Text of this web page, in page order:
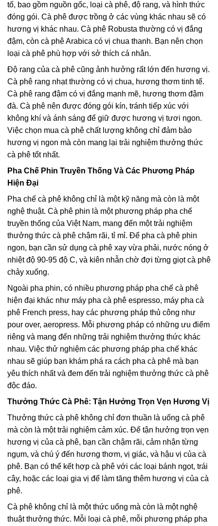
tố, bao gồm nguồn gốc, loại cà phê, độ rang, và hình thức
đóng gói. Cà phê được trồng ở các vùng khác nhau sẽ có
hương vị khác nhau. Cà phê Robusta thường có vị đắng
đậm, còn cà phê Arabica có vị chua thanh. Bạn nên chọn
loại cà phê phù hợp với sở thích cá nhân.
Độ rang của cà phê cũng ảnh hưởng rất lớn đến hương vị.
Cà phê rang nhạt thường có vị chua, hương thơm tinh tế.
Cà phê rang đậm có vị đắng mạnh mẽ, hương thơm đậm
đà. Cà phê nên được đóng gói kín, tránh tiếp xúc với
không khí và ánh sáng để giữ được hương vị tươi ngon.
Việc chọn mua cà phê chất lượng không chỉ đảm bảo
hương vị ngon mà còn mang lại trải nghiệm thưởng thức
cà phê tốt nhất.
Pha Chế Phin Truyền Thống Và Các Phương Pháp
Hiện Đại
Pha chế cà phê không chỉ là một kỹ năng mà còn là một
nghệ thuật. Cà phê phin là một phương pháp pha chế
truyền thống của Việt Nam, mang đến một trải nghiệm
thưởng thức cà phê chậm rãi, tỉ mỉ. Để pha cà phê phin
ngon, bạn cần sử dụng cà phê xay vừa phải, nước nóng ở
nhiệt độ 90-95 độ C, và kiên nhẫn chờ đợi từng giọt cà phê
chảy xuống.
Ngoài pha phin, có nhiều phương pháp pha chế cà phê
hiện đại khác như máy pha cà phê espresso, máy pha cà
phê French press, hay các phương pháp thủ công như
pour over, aeropress. Mỗi phương pháp có những ưu điểm
riêng và mang đến những trải nghiệm thưởng thức khác
nhau. Việc thử nghiệm các phương pháp pha chế khác
nhau sẽ giúp bạn khám phá ra cách pha cà phê mà bạn
yêu thích nhất và đem đến trải nghiệm thưởng thức cà phê
độc đáo.
Thưởng Thức Cà Phê: Tận Hưởng Trọn Vẹn Hương Vị
Thưởng thức cà phê không chỉ đơn thuần là uống cà phê
mà còn là một trải nghiệm cảm xúc. Để tận hưởng trọn vẹn
hương vị của cà phê, bạn cần chậm rãi, cảm nhận từng
ngụm, và chú ý đến hương thơm, vị giác, và hậu vị của cà
phê. Bạn có thể kết hợp cà phê với các loại bánh ngọt, trái
cây, hoặc các loại gia vị để làm tăng thêm hương vị của cà
phê.
Cà phê không chỉ là một thức uống mà còn là một nghệ
thuật thưởng thức. Mỗi loại cà phê, mỗi phương pháp pha